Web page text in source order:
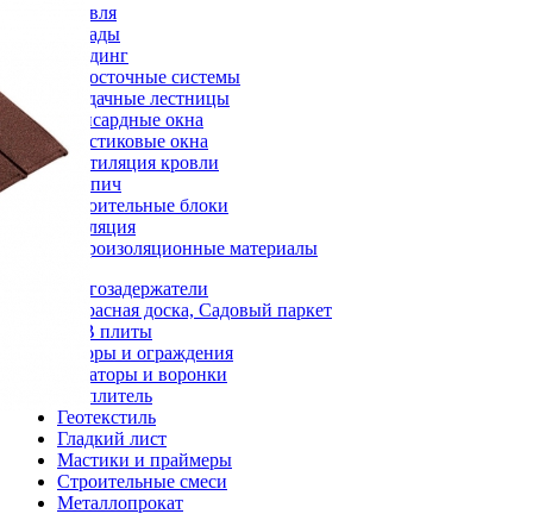
Кровля
Фасады
Сайдинг
Водосточные системы
Чердачные лестницы
Мансардные окна
Пластиковые окна
Вентиляция кровли
Кирпич
Строительные блоки
Изоляция
Гидроизоляционные материалы
Снегозадержатели
Террасная доска, Садовый паркет
OSB плиты
Заборы и ограждения
Аэраторы и воронки
Утеплитель
Геотекстиль
Гладкий лист
Мастики и праймеры
Строительные смеси
Металлопрокат